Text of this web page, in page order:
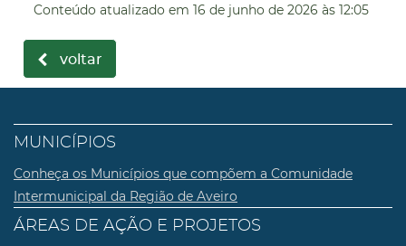
Conteúdo atualizado em 16 de junho de 2026 às 12:05
voltar
MUNICÍPIOS
Conheça os Municípios que compõem a Comunidade
Intermunicipal da Região de Aveiro
ÁREAS DE AÇÃO E PROJETOS